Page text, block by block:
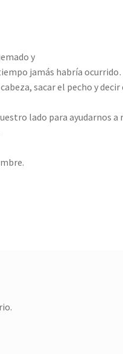
y
jamás habría
sacar el pecho y decir
lado para ayudarnos a